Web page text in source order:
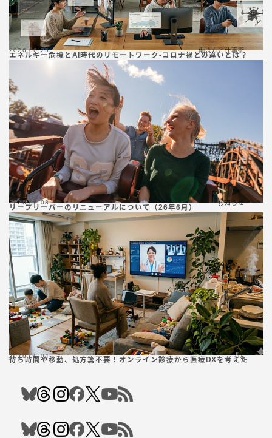
エネルギー危機とAI時代のリモートワーク-コロナ禍との違いとは？
2026.06.25 働き方と仕事術
リープリーパーのリニューアルについて（26年6月）
2026.06.08 お知らせ
待ち時間や移動、処方箋不要！オンライン診療から医療DXを考えた
2026.06.04 DX